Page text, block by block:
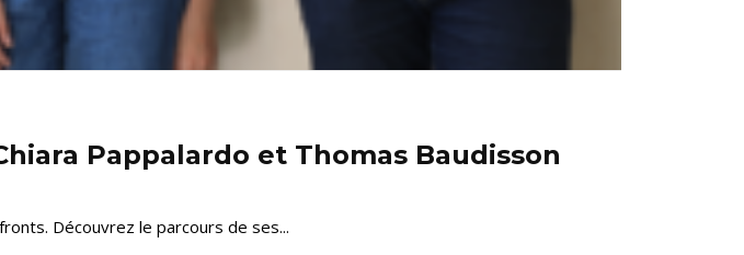
Pappalardo et Thomas Baudisson
Découvrez le parcours de ses...